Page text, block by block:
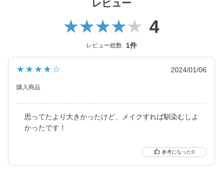
コンタクトレンズには、“大人美的サイズ”の、大きすぎず小さすぎ
ない絶妙なレンズサイズを採用することでナチュラルでありなが
らも印象的な瞳を演出します。
2026年には、ブランド誕生から10周年を迎えるにあたり、新イメ
し、イメージを一新しました。
ンナップに。
裸眼風のナチュラルデザインから、さりげなく盛れるタイプ、普
豊富なバリエーションで多くの方々の瞳に寄り添い続けていま
す。
レビュー
4
レビュー総数 1件
★★★★☆ 2024/01/06
購入商品
思ってたより大きかったけど、メイクすれば馴染むしよ
かったです！
0